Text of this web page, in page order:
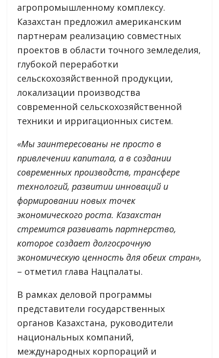
агропромышленному комплексу.
Казахстан предложил американским
партнерам реализацию совместных
проектов в области точного земледелия,
глубокой переработки
сельскохозяйственной продукции,
локализации производства
современной сельскохозяйственной
техники и ирригационных систем.
«Мы заинтересованы не просто в
привлечении капитала, а в создании
современных производств, трансфере
технологий, развитии инноваций и
формировании новых точек
экономического роста. Казахстан
стремится развивать партнерство,
которое создает долгосрочную
экономическую ценность для обеих стран»,
– отметил глава Нацпалаты.
В рамках деловой программы
представители государственных
органов Казахстана, руководители
национальных компаний,
международных корпораций и